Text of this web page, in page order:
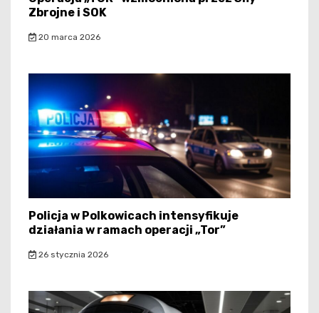
Zbrojne i SOK
20 marca 2026
Policja w Polkowicach intensyfikuje
działania w ramach operacji „Tor”
26 stycznia 2026